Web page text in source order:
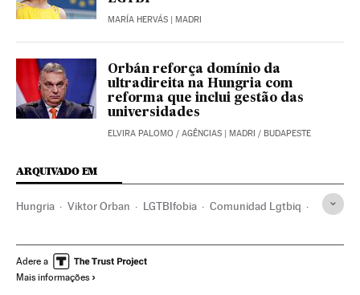
MARÍA HERVÁS | MADRI
Orbán reforça domínio da
ultradireita na Hungria com
reforma que inclui gestão das
universidades
ELVIRA PALOMO / AGÊNCIAS | MADRI / BUDAPESTE
ARQUIVADO EM
Hungria Viktor Orban LGTBIfobia Comunidad Lgtbiq
Homossexualidade Sexualidade
Adere a
Mais informações